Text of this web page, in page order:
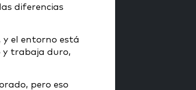
diferencias
y el entorno está
y trabaja duro,
pero eso